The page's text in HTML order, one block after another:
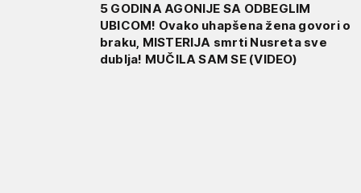
5 GODINA AGONIJE SA ODBEGLIM
UBICOM! Ovako uhapšena žena govori o
braku, MISTERIJA smrti Nusreta sve
dublja! MUČILA SAM SE (VIDEO)